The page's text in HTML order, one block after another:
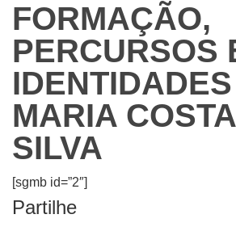
FORMAÇÃO,
PERCURSOS
MARIA
SILVA
[sgmb id=”2″]
Partilhe